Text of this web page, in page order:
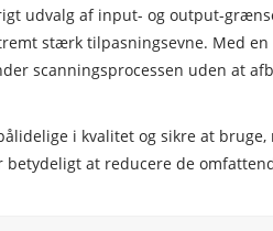
udvalg af input- og output-
stærk tilpasningsevne. Med en
scanningsprocessen uden at
i kvalitet og sikre at bruge,
at reducere de